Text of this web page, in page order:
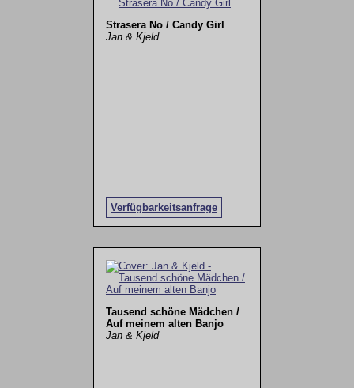
Strasera No / Candy Girl
Jan & Kjeld
Verfügbarkeitsanfrage
Tausend schöne Mädchen /
Auf meinem alten Banjo
Jan & Kjeld